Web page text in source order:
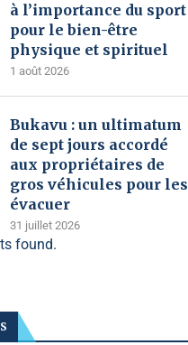
à l’importance du sport
pour le bien-être
physique et spirituel
1 août 2026
Bukavu : un ultimatum
de sept jours accordé
aux propriétaires de
gros véhicules pour les
évacuer
31 juillet 2026
found.